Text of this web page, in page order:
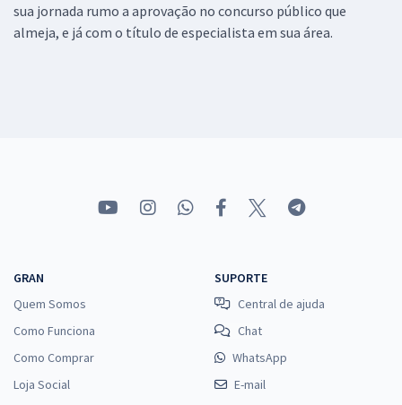
sua jornada rumo a aprovação no concurso público que
almeja, e já com o título de especialista em sua área.
GRAN
Quem Somos
Como Funciona
Como Comprar
Loja Social
SUPORTE
Central de ajuda
Chat
WhatsApp
E-mail